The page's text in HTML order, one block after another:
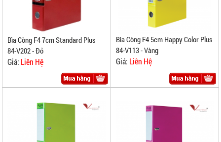
Bìa Còng F4 7cm Standard Plus
84-V202 - Đỏ
Giá: Liên Hệ
Bìa Còng F4 5cm Happy Color Plus
84-V113 - Vàng
Giá: Liên Hệ